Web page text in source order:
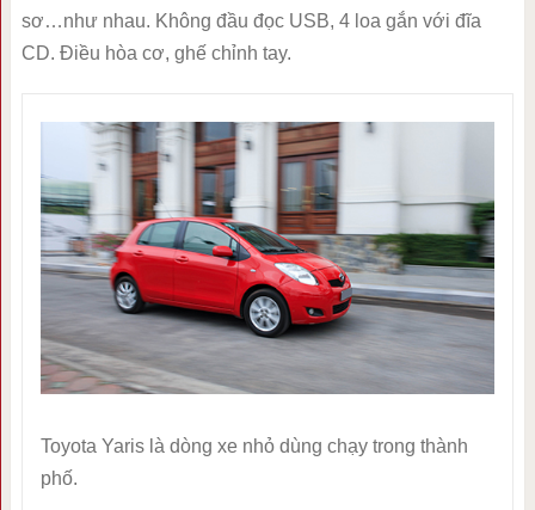
sơ…như nhau. Không đầu đọc USB, 4 loa gắn với đĩa
CD. Điều hòa cơ, ghế chỉnh tay.
Toyota Yaris là dòng xe nhỏ dùng chạy trong thành
phố.